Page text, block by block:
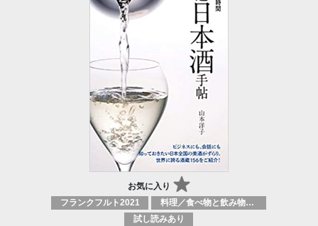
お気に入り
フランクフルト2021
料理／食べ物と飲み物／食に関する記述
試し読みあり